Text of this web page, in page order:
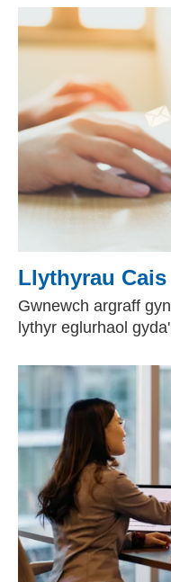
Llythyrau
Gwnewch argraff
lythyr eglurhaol